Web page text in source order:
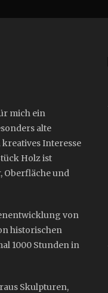
mich ein
alte
Interesse
Holz ist
Oberfläche und
von
historischen
1000 Stunden in
Skulpturen,